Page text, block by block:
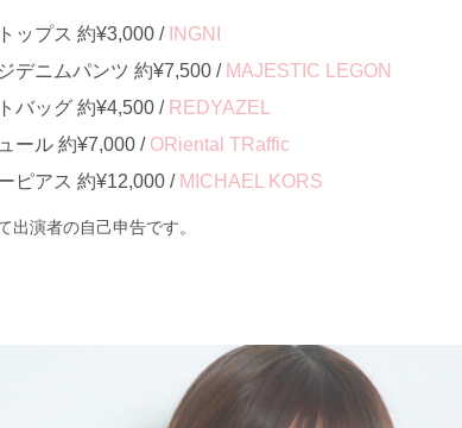
ップス 約¥3,000 / INGNI
デニムパンツ 約¥7,500 / MAJESTIC LEGON
バッグ 約¥4,500 / REDYAZEL
ール 約¥7,000 / ORiental TRaffic
ピアス 約¥12,000 / MICHAEL KORS
演者の自己申告です。